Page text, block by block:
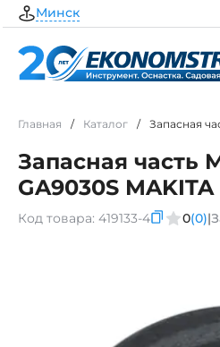
Минск
Главная / Каталог / Запасная
Запасная часть
GA9030S MAKITA
Код товара: 419133-4 0(0)|